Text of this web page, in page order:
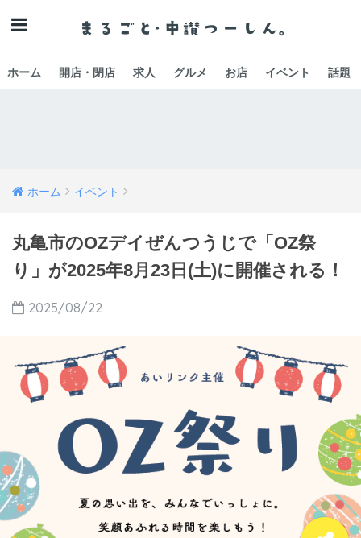
ホーム 開店・閉店 求人 グルメ お店 イベント 話題
ホーム イベント
丸亀市のOZデイぜんつうじで「OZ祭
り」が2025年8月23日(土)に開催される！
2025/08/22